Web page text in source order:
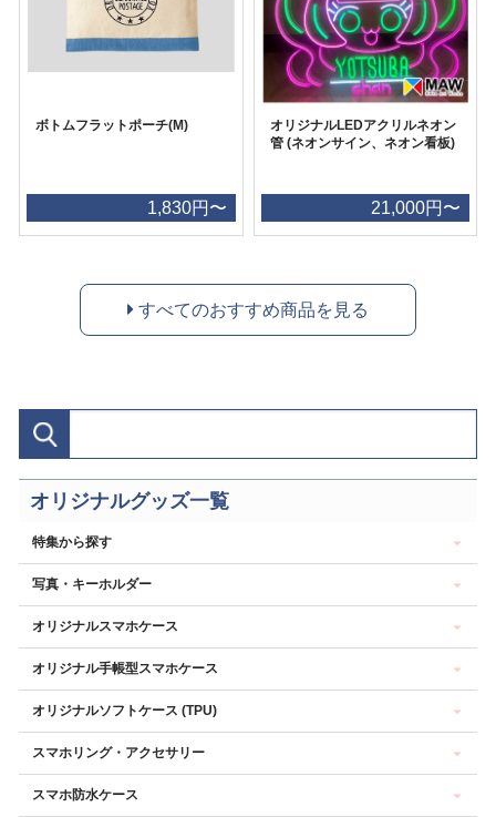
ボトムフラットポーチ(M)
1,830円〜
オリジナルLEDアクリルネオン
管 (ネオンサイン、ネオン看板)
21,000円〜
すべてのおすすめ商品を見る
オリジナルグッズ一覧
特集から探す
写真・キーホルダー
オリジナルスマホケース
オリジナル手帳型スマホケース
オリジナルソフトケース (TPU)
スマホリング・アクセサリー
スマホ防水ケース